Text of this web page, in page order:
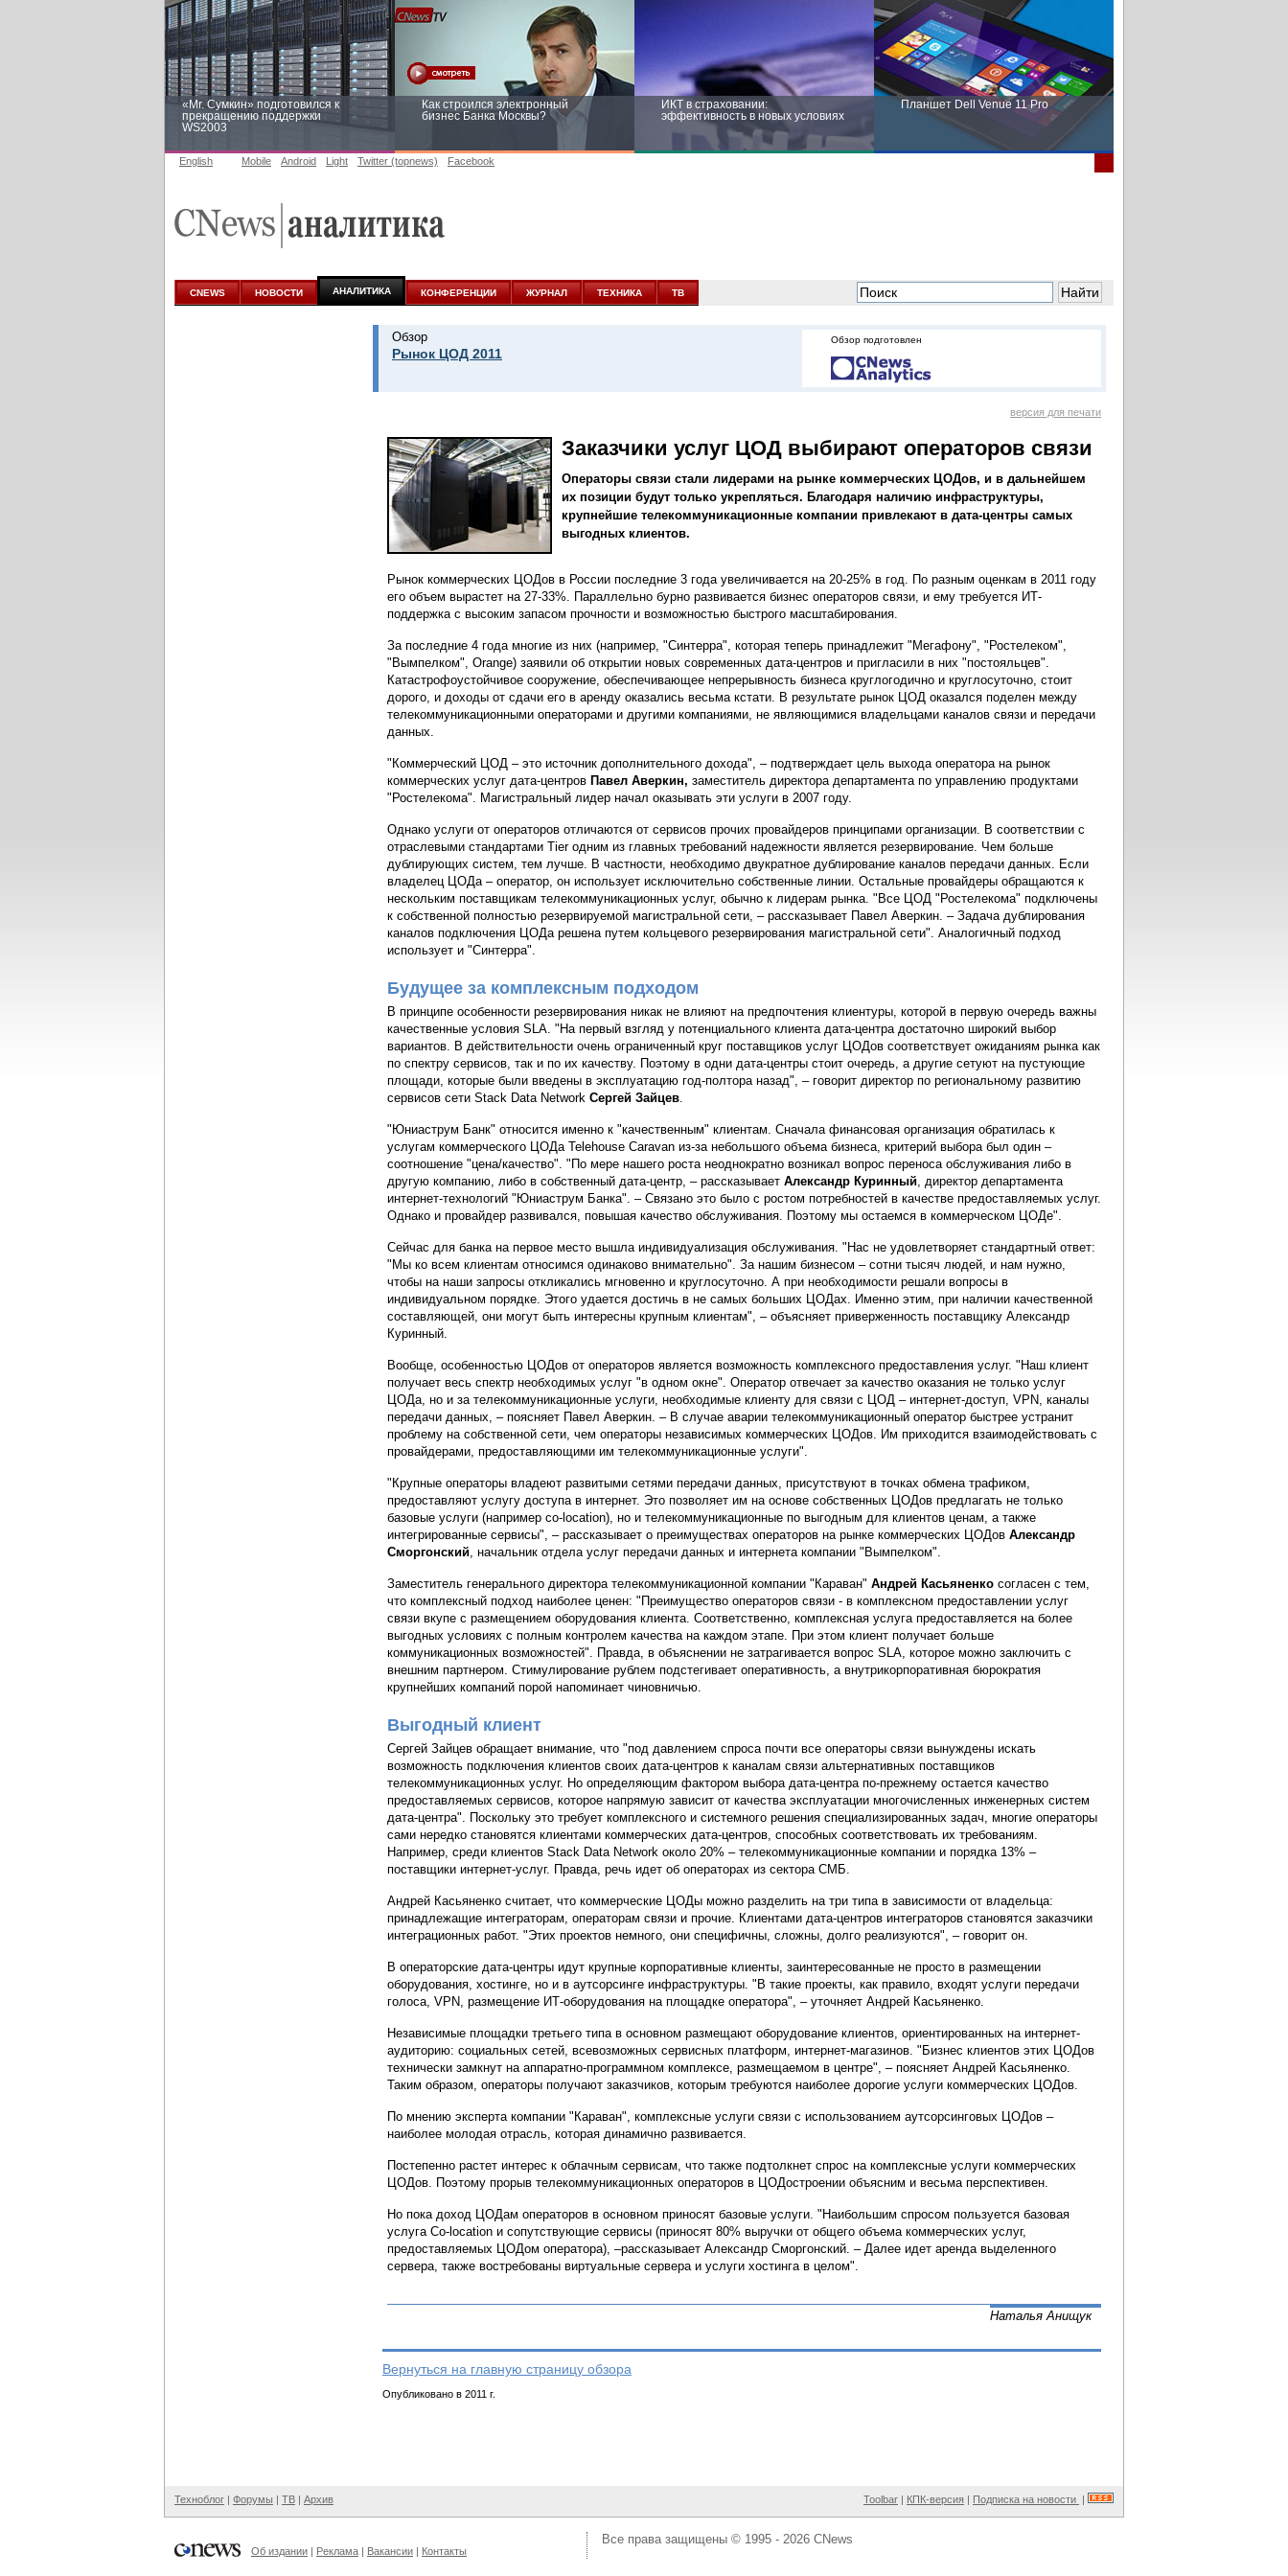
«Mr. Сумкин» подготовился к
прекращению поддержки
WS2003
Как строился электронный
бизнес Банка Москвы?
ИКТ в страховании:
эффективность в новых условиях
Планшет Dell Venue 11 Pro
аналитике
новых условиях
English Mobile Android Light Twitter (topnews) Facebook
CNEWS НОВОСТИ АНАЛИТИКА КОНФЕРЕНЦИИ ЖУРНАЛ ТЕХНИКА ТВ
Обзор
Рынок ЦОД 2011
Обзор подготовлен
версия для печати
Заказчики услуг ЦОД выбирают операторов связи
Операторы связи стали лидерами на рынке коммерческих ЦОДов, и в дальнейшем
их позиции будут только укрепляться. Благодаря наличию инфраструктуры,
крупнейшие телекоммуникационные компании привлекают в дата-центры самых
выгодных клиентов.
Рынок коммерческих ЦОДов в России последние 3 года увеличивается на 20-25% в год. По разным оценкам в 2011 году
его объем вырастет на 27-33%. Параллельно бурно развивается бизнес операторов связи, и ему требуется ИТ-
поддержка с высоким запасом прочности и возможностью быстрого масштабирования.
За последние 4 года многие из них (например, "Синтерра", которая теперь принадлежит "Мегафону", "Ростелеком",
"Вымпелком", Orange) заявили об открытии новых современных дата-центров и пригласили в них "постояльцев".
Катастрофоустойчивое сооружение, обеспечивающее непрерывность бизнеса круглогодично и круглосуточно, стоит
дорого, и доходы от сдачи его в аренду оказались весьма кстати. В результате рынок ЦОД оказался поделен между
телекоммуникационными операторами и другими компаниями, не являющимися владельцами каналов связи и передачи
данных.
"Коммерческий ЦОД – это источник дополнительного дохода", – подтверждает цель выхода оператора на рынок
коммерческих услуг дата-центров Павел Аверкин, заместитель директора департамента по управлению продуктами
"Ростелекома". Магистральный лидер начал оказывать эти услуги в 2007 году.
Однако услуги от операторов отличаются от сервисов прочих провайдеров принципами организации. В соответствии с
отраслевыми стандартами Tier одним из главных требований надежности является резервирование. Чем больше
дублирующих систем, тем лучше. В частности, необходимо двукратное дублирование каналов передачи данных. Если
владелец ЦОДа – оператор, он использует исключительно собственные линии. Остальные провайдеры обращаются к
нескольким поставщикам телекоммуникационных услуг, обычно к лидерам рынка. "Все ЦОД "Ростелекома" подключены
к собственной полностью резервируемой магистральной сети, – рассказывает Павел Аверкин. – Задача дублирования
каналов подключения ЦОДа решена путем кольцевого резервирования магистральной сети". Аналогичный подход
использует и "Синтерра".
Будущее за комплексным подходом
В принципе особенности резервирования никак не влияют на предпочтения клиентуры, которой в первую очередь важны
качественные условия SLA. "На первый взгляд у потенциального клиента дата-центра достаточно широкий выбор
вариантов. В действительности очень ограниченный круг поставщиков услуг ЦОДов соответствует ожиданиям рынка как
по спектру сервисов, так и по их качеству. Поэтому в одни дата-центры стоит очередь, а другие сетуют на пустующие
площади, которые были введены в эксплуатацию год-полтора назад", – говорит директор по региональному развитию
сервисов сети Stack Data Network Сергей Зайцев.
"Юниаструм Банк" относится именно к "качественным" клиентам. Сначала финансовая организация обратилась к
услугам коммерческого ЦОДа Telehouse Caravan из-за небольшого объема бизнеса, критерий выбора был один –
соотношение "цена/качество". "По мере нашего роста неоднократно возникал вопрос переноса обслуживания либо в
другую компанию, либо в собственный дата-центр, – рассказывает Александр Куринный, директор департамента
интернет-технологий "Юниаструм Банка". – Связано это было с ростом потребностей в качестве предоставляемых услуг.
Однако и провайдер развивался, повышая качество обслуживания. Поэтому мы остаемся в коммерческом ЦОДе".
Сейчас для банка на первое место вышла индивидуализация обслуживания. "Нас не удовлетворяет стандартный ответ:
"Мы ко всем клиентам относимся одинаково внимательно". За нашим бизнесом – сотни тысяч людей, и нам нужно,
чтобы на наши запросы откликались мгновенно и круглосуточно. А при необходимости решали вопросы в
индивидуальном порядке. Этого удается достичь в не самых больших ЦОДах. Именно этим, при наличии качественной
составляющей, они могут быть интересны крупным клиентам", – объясняет приверженность поставщику Александр
Куринный.
Вообще, особенностью ЦОДов от операторов является возможность комплексного предоставления услуг. "Наш клиент
получает весь спектр необходимых услуг "в одном окне". Оператор отвечает за качество оказания не только услуг
ЦОДа, но и за телекоммуникационные услуги, необходимые клиенту для связи с ЦОД – интернет-доступ, VPN, каналы
передачи данных, – поясняет Павел Аверкин. – В случае аварии телекоммуникационный оператор быстрее устранит
проблему на собственной сети, чем операторы независимых коммерческих ЦОДов. Им приходится взаимодействовать с
провайдерами, предоставляющими им телекоммуникационные услуги".
"Крупные операторы владеют развитыми сетями передачи данных, присутствуют в точках обмена трафиком,
предоставляют услугу доступа в интернет. Это позволяет им на основе собственных ЦОДов предлагать не только
базовые услуги (например co-location), но и телекоммуникационные по выгодным для клиентов ценам, а также
интегрированные сервисы", – рассказывает о преимуществах операторов на рынке коммерческих ЦОДов Александр
Сморгонский, начальник отдела услуг передачи данных и интернета компании "Вымпелком".
Заместитель генерального директора телекоммуникационной компании "Караван" Андрей Касьяненко согласен с тем,
что комплексный подход наиболее ценен: "Преимущество операторов связи - в комплексном предоставлении услуг
связи вкупе с размещением оборудования клиента. Соответственно, комплексная услуга предоставляется на более
выгодных условиях с полным контролем качества на каждом этапе. При этом клиент получает больше
коммуникационных возможностей". Правда, в объяснении не затрагивается вопрос SLA, которое можно заключить с
внешним партнером. Стимулирование рублем подстегивает оперативность, а внутрикорпоративная бюрократия
крупнейших компаний порой напоминает чиновничью.
Выгодный клиент
Сергей Зайцев обращает внимание, что "под давлением спроса почти все операторы связи вынуждены искать
возможность подключения клиентов своих дата-центров к каналам связи альтернативных поставщиков
телекоммуникационных услуг. Но определяющим фактором выбора дата-центра по-прежнему остается качество
предоставляемых сервисов, которое напрямую зависит от качества эксплуатации многочисленных инженерных систем
дата-центра". Поскольку это требует комплексного и системного решения специализированных задач, многие операторы
сами нередко становятся клиентами коммерческих дата-центров, способных соответствовать их требованиям.
Например, среди клиентов Stack Data Network около 20% – телекоммуникационные компании и порядка 13% –
поставщики интернет-услуг. Правда, речь идет об операторах из сектора СМБ.
Андрей Касьяненко считает, что коммерческие ЦОДы можно разделить на три типа в зависимости от владельца:
принадлежащие интеграторам, операторам связи и прочие. Клиентами дата-центров интеграторов становятся заказчики
интеграционных работ. "Этих проектов немного, они специфичны, сложны, долго реализуются", – говорит он.
В операторские дата-центры идут крупные корпоративные клиенты, заинтересованные не просто в размещении
оборудования, хостинге, но и в аутсорсинге инфраструктуры. "В такие проекты, как правило, входят услуги передачи
голоса, VPN, размещение ИТ-оборудования на площадке оператора", – уточняет Андрей Касьяненко.
Независимые площадки третьего типа в основном размещают оборудование клиентов, ориентированных на интернет-
аудиторию: социальных сетей, всевозможных сервисных платформ, интернет-магазинов. "Бизнес клиентов этих ЦОДов
технически замкнут на аппаратно-программном комплексе, размещаемом в центре", – поясняет Андрей Касьяненко.
Таким образом, операторы получают заказчиков, которым требуются наиболее дорогие услуги коммерческих ЦОДов.
По мнению эксперта компании "Караван", комплексные услуги связи с использованием аутсорсинговых ЦОДов –
наиболее молодая отрасль, которая динамично развивается.
Постепенно растет интерес к облачным сервисам, что также подтолкнет спрос на комплексные услуги коммерческих
ЦОДов. Поэтому прорыв телекоммуникационных операторов в ЦОДостроении объясним и весьма перспективен.
Но пока доход ЦОДам операторов в основном приносят базовые услуги. "Наибольшим спросом пользуется базовая
услуга Co-location и сопутствующие сервисы (приносят 80% выручки от общего объема коммерческих услуг,
предоставляемых ЦОДом оператора), –рассказывает Александр Сморгонский. – Далее идет аренда выделенного
сервера, также востребованы виртуальные сервера и услуги хостинга в целом".
Наталья Анищук
Вернуться на главную страницу обзора
Опубликовано в 2011 г.
Техноблог | Форумы | ТВ | Архив Toolbar | КПК-версия | Подписка на новости |
Об издании | Реклама | Вакансии | Контакты
Все права защищены © 1995 - 2026 CNews